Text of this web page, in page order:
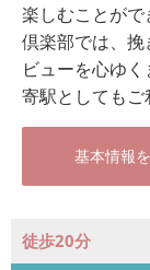
楽しむことが
倶楽部では、
ビューを心ゆ
寄駅としてもご
基本情報
徒歩20分